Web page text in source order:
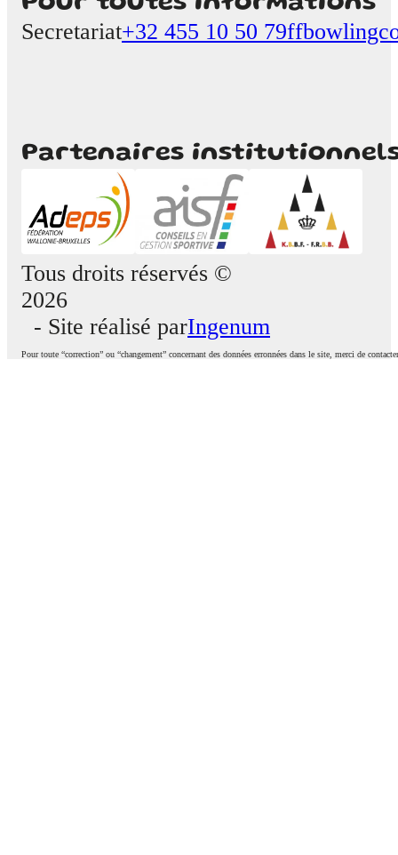
Secretariat+32 455 10 50 79
Partenaires
Tous droits réservés ©
2026
- Site réalisé parIngenum
Pour toute “correction” ou “changement” concernant des données erronnées dans le site, merci de